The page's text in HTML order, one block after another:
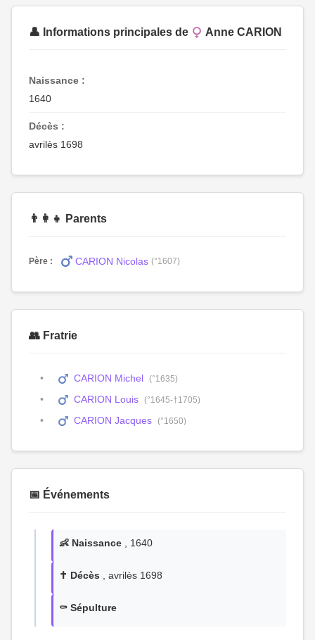
👤 Informations principales de Anne CARION
Naissance :
1640
Décès :
avrilès 1698
👨‍👩‍👧 Parents
Père : CARION Nicolas (°1607)
👥 Fratrie
CARION Michel (°1635)
CARION Louis (°1645-†1705)
CARION Jacques (°1650)
📅 Événements
👶 Naissance , 1640
✝️ Décès , avrilès 1698
⚰️ Sépulture